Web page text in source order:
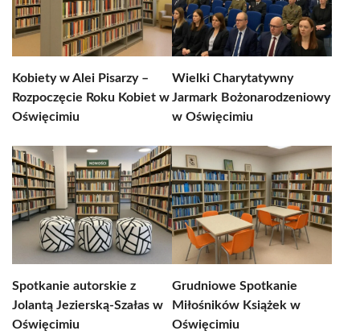
Kobiety w Alei Pisarzy –
Rozpoczęcie Roku Kobiet w
Oświęcimiu
Wielki Charytatywny
Jarmark Bożonarodzeniowy
w Oświęcimiu
Spotkanie autorskie z
Jolantą Jezierską-Szałas w
Oświęcimiu
Grudniowe Spotkanie
Miłośników Książek w
Oświęcimiu